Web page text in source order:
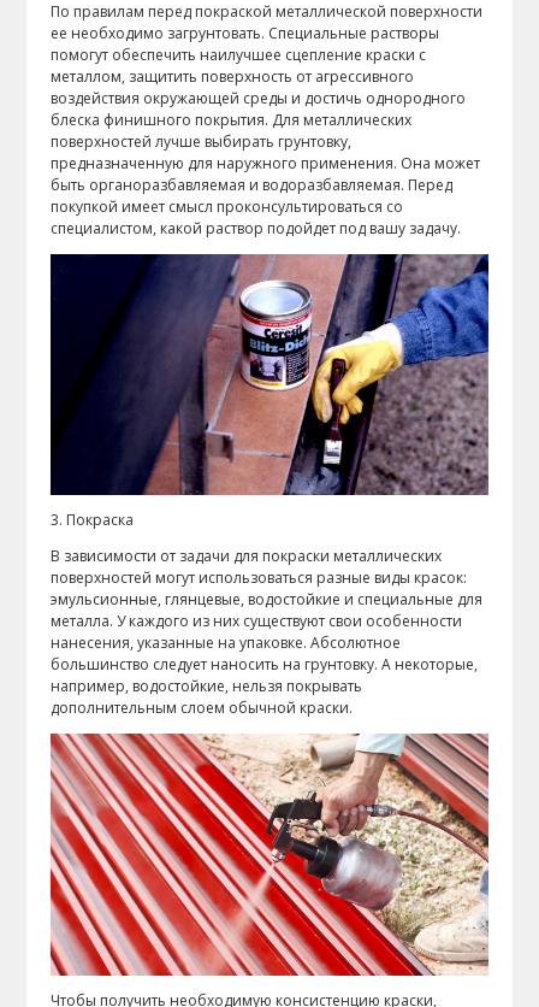
По правилам перед покраской металлической поверхности
ее необходимо загрунтовать. Специальные растворы
помогут обеспечить наилучшее сцепление краски с
металлом, защитить поверхность от агрессивного
воздействия окружающей среды и достичь однородного
блеска финишного покрытия. Для металлических
поверхностей лучше выбирать грунтовку,
предназначенную для наружного применения. Она может
быть органоразбавляемая и водоразбавляемая. Перед
покупкой имеет смысл проконсультироваться со
специалистом, какой раствор подойдет под вашу задачу.
3. Покраска
В зависимости от задачи для покраски металлических
поверхностей могут использоваться разные виды красок:
эмульсионные, глянцевые, водостойкие и специальные для
металла. У каждого из них существуют свои особенности
нанесения, указанные на упаковке. Абсолютное
большинство следует наносить на грунтовку. А некоторые,
например, водостойкие, нельзя покрывать
дополнительным слоем обычной краски.
Чтобы получить необходимую консистенцию краски,